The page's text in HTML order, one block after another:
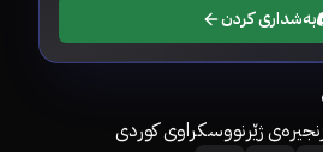
بەشداری کردن
ژێرنووسکراوی کوردی